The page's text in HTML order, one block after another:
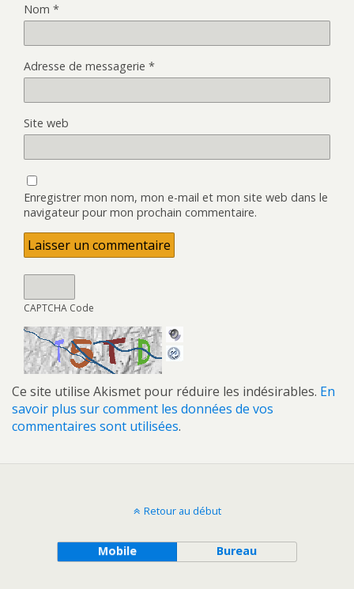
Nom *
Adresse de messagerie *
Site web
Enregistrer mon nom, mon e-mail et mon site web dans le
navigateur pour mon prochain commentaire.
CAPTCHA Code
Ce site utilise Akismet pour réduire les indésirables. En
savoir plus sur comment les données de vos
commentaires sont utilisées.
Retour au début
Mobile Bureau